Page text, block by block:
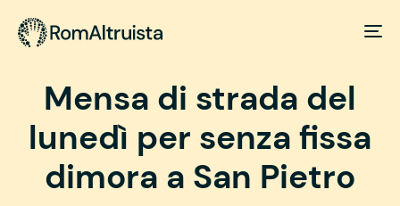
Mensa di strada del
lunedì per senza fissa
dimora a San Pietro